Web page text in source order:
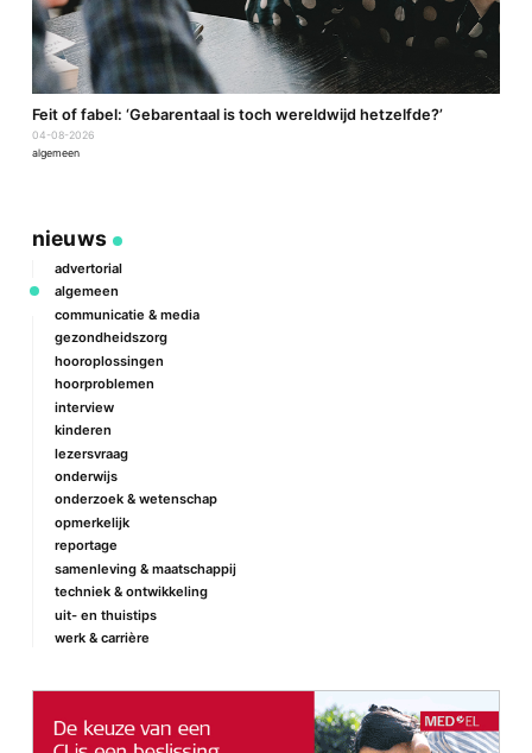
Feit of fabel: ‘Gebarentaal is toch wereldwijd hetzelfde?’
04-08-2026
algemeen
nieuws
advertorial
algemeen
communicatie & media
gezondheidszorg
hooroplossingen
hoorproblemen
interview
kinderen
lezersvraag
onderwijs
onderzoek & wetenschap
opmerkelijk
reportage
samenleving & maatschappij
techniek & ontwikkeling
uit- en thuistips
werk & carrière